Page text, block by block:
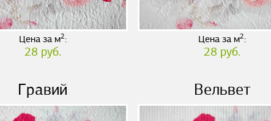
Цена за м2:
28 руб.
Цена за м2:
28 руб.
Гравий Вельвет